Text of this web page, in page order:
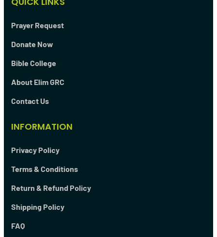
Prayer Request
Donate Now
Bible College
About Elim GRC
Contact Us
INFORMATION
Privacy Policy
Terms & Conditions
Return & Refund Policy
Shipping Policy
FAQ